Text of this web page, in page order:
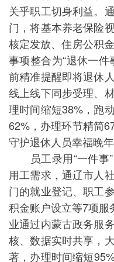
关乎职工切身利益。
门，将基本养老保险
核定发放、住房公积
事项整合为“退休一
前精准提醒即将退休
线上线下同步受理、
理时间缩短38%，跑
62%，办理环节精简
守护退休人员幸福晚年
员工录用“一件事”
用工需求，通辽市人
门的就业登记、职工
积金账户设立等7项服
业通过内蒙古政务服
核、数据实时共享，
著，办理时间缩短